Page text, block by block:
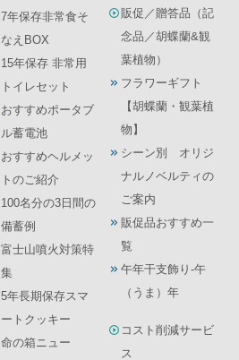
7年保存非常食そ
なえBOX
15年保存 非常用
トイレセット
おすすめポータブ
ル蓄電池
おすすめヘルメッ
トのご紹介
100名分の3日間の
備蓄例
富士山噴火対策特
集
5年長期保存スマ
ートクッキー
命の箱ニュー
販促／贈答品（記
念品／胡蝶蘭&観
葉植物）
フラワーギフト
【胡蝶蘭・観葉植
物】
シーン別 オリジ
ナルノベルティの
ご案内
販促品おすすめ一
覧
午年干支飾り-午
（うま）年
コスト削減サービ
ス